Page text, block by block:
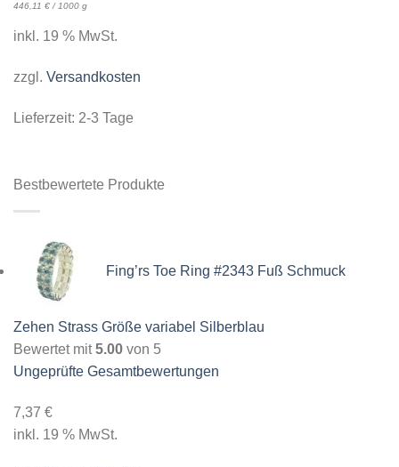
446,11 € / 1000 g
inkl. 19 % MwSt.
zzgl. Versandkosten
Lieferzeit: 2-3 Tage
Bestbewertete Produkte
Fing’rs Toe Ring #2343 Fuß Schmuck
Zehen Strass Größe variabel Silberblau
Bewertet mit5.00 von 5
Ungeprüfte Gesamtbewertungen
7,37 €
inkl. 19 % MwSt.